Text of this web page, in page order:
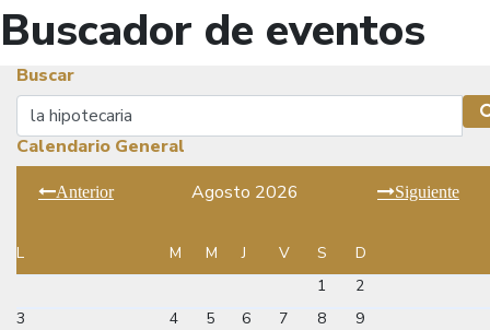
Buscador de eventos
Buscar
Buscar
Calendario General
Anterior Agosto 2026 Siguiente
L M M J V S
D
1
2
3
4 5 6 7 8
9